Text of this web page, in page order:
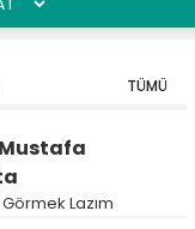
TÜMÜ
Lazım